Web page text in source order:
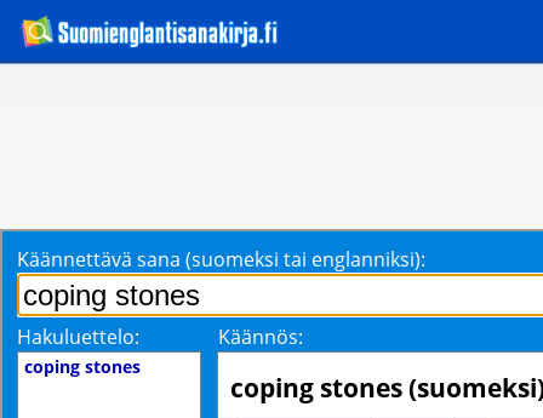
Käännettävä sana (suomeksi tai englanniksi):
Hakuluettelo: Käännös:
coping stones
coping stones